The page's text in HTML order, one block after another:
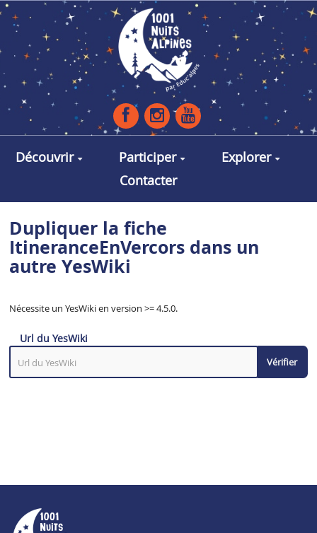
Aller au contenu principal
Découvrir Participer
Explorer
Contacter
Dupliquer la fiche
ItineranceEnVercors dans un
autre YesWiki
Nécessite un YesWiki en version >= 4.5.0.
Url du YesWiki
Vérifier